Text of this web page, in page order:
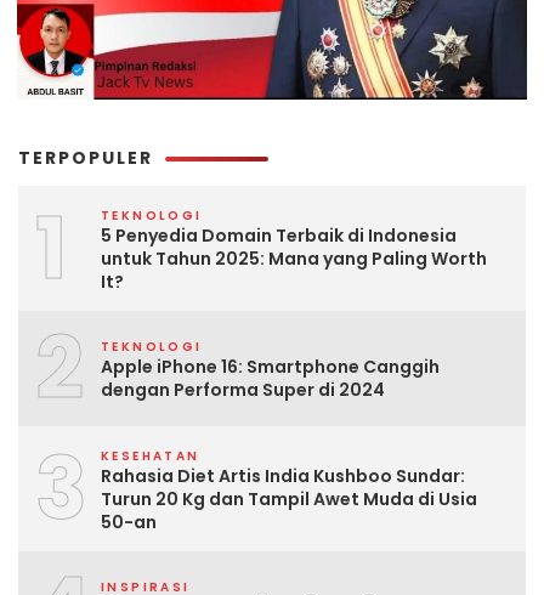
TERPOPULER
1 TEKNOLOGI
5 Penyedia Domain Terbaik di Indonesia
untuk Tahun 2025: Mana yang Paling Worth
It?
2 TEKNOLOGI
Apple iPhone 16: Smartphone Canggih
dengan Performa Super di 2024
3 KESEHATAN
Rahasia Diet Artis India Kushboo Sundar:
Turun 20 Kg dan Tampil Awet Muda di Usia
50-an
INSPIRASI